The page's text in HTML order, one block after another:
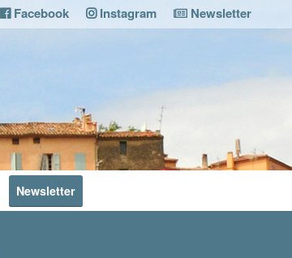
Facebook Instagram Newsletter
Newsletter